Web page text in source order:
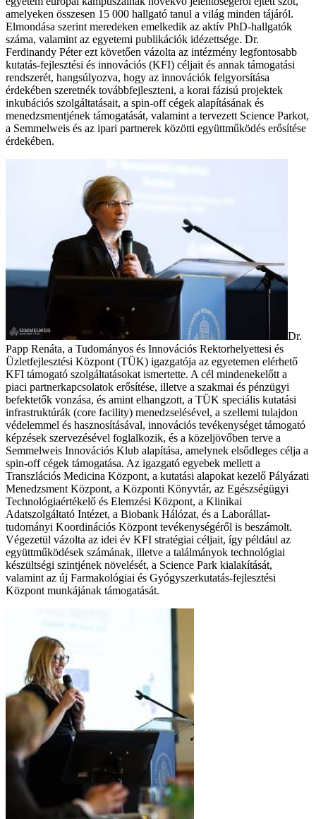
amelyeken összesen 15 000 hallgató tanul a világ minden tájáról.
Elmondása szerint meredeken emelkedik az aktív PhD-hallgatók
száma, valamint az egyetemi publikációk idézettsége. Dr.
Ferdinandy Péter ezt követően vázolta az intézmény legfontosabb
kutatás-fejlesztési és innovációs (KFI) céljait és annak támogatási
rendszerét, hangsúlyozva, hogy az innovációk felgyorsítása
érdekében szeretnék továbbfejleszteni, a korai fázisú projektek
inkubációs szolgáltatásait, a spin-off cégek alapításának és
menedzsmentjének támogatását, valamint a tervezett Science Parkot,
a Semmelweis és az ipari partnerek közötti együttműködés erősítése
érdekében.
Dr.
Papp Renáta, a Tudományos és Innovációs Rektorhelyettesi és
Üzletfejlesztési Központ (TÜK) igazgatója az egyetemen elérhető
KFI támogató szolgáltatásokat ismertette. A cél mindenekelőtt a
piaci partnerkapcsolatok erősítése, illetve a szakmai és pénzügyi
befektetők vonzása, és amint elhangzott, a TÜK speciális kutatási
infrastruktúrák (core facility) menedzselésével, a szellemi tulajdon
védelemmel és hasznosításával, innovációs tevékenységet támogató
képzések szervezésével foglalkozik, és a közeljövőben terve a
Semmelweis Innovációs Klub alapítása, amelynek elsődleges célja a
spin-off cégek támogatása. Az igazgató egyebek mellett a
Transzlációs Medicina Központ, a kutatási alapokat kezelő Pályázati
Menedzsment Központ, a Központi Könyvtár, az Egészségügyi
Technológiaértékelő és Elemzési Központ, a Klinikai
Adatszolgáltató Intézet, a Biobank Hálózat, és a Laborállat-
tudományi Koordinációs Központ tevékenységéről is beszámolt.
Végezetül vázolta az idei év KFI stratégiai céljait, így például az
együttműködések számának, illetve a találmányok technológiai
készültségi szintjének növelését, a Science Park kialakítását,
valamint az új Farmakológiai és Gyógyszerkutatás-fejlesztési
Központ munkájának támogatását.